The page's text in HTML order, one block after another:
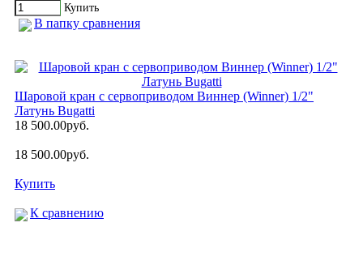
Купить
В папку сравнения
Шаровой кран с сервоприводом Виннер (Winner) 1/2"
Латунь Bugatti
18 500.00руб.
18 500.00руб.
Купить
К сравнению